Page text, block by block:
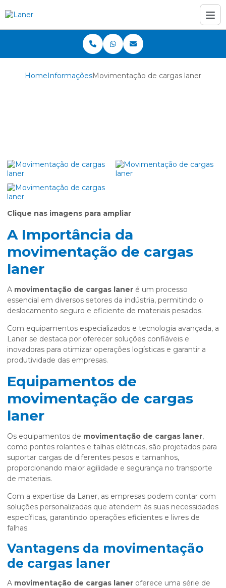
HomeInformaçõesMovimentação de cargas laner
Clique nas imagens para ampliar
A Importância da
movimentação de cargas
laner
A movimentação de cargas laner é um processo
essencial em diversos setores da indústria, permitindo o
deslocamento seguro e eficiente de materiais pesados.
Com equipamentos especializados e tecnologia avançada, a
Laner se destaca por oferecer soluções confiáveis e
inovadoras para otimizar operações logísticas e garantir a
produtividade das empresas.
Equipamentos de
movimentação de cargas
laner
Os equipamentos de movimentação de cargas laner,
como pontes rolantes e talhas elétricas, são projetados para
suportar cargas de diferentes pesos e tamanhos,
proporcionando maior agilidade e segurança no transporte
de materiais.
Com a expertise da Laner, as empresas podem contar com
soluções personalizadas que atendem às suas necessidades
específicas, garantindo operações eficientes e livres de
falhas.
Vantagens da movimentação
de cargas laner
A movimentação de cargas laner oferece uma série de